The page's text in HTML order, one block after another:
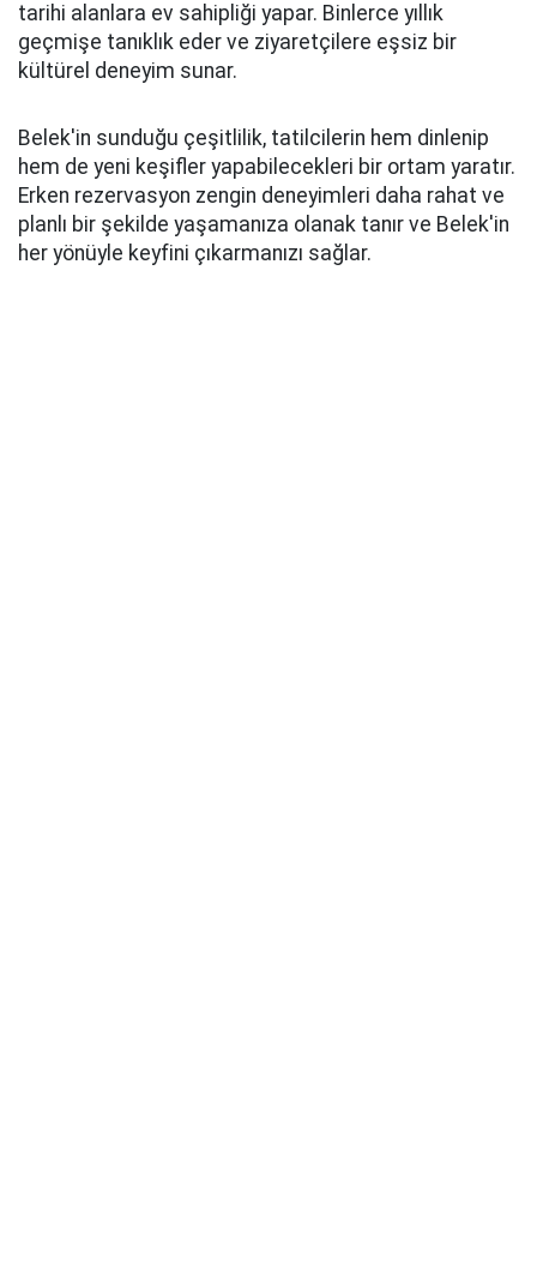
tarihi alanlara ev sahipliği yapar. Binlerce yıllık
geçmişe tanıklık eder ve ziyaretçilere eşsiz bir
kültürel deneyim sunar.
Belek'in sunduğu çeşitlilik, tatilcilerin hem dinlenip
hem de yeni keşifler yapabilecekleri bir ortam yaratır.
Erken rezervasyon zengin deneyimleri daha rahat ve
planlı bir şekilde yaşamanıza olanak tanır ve Belek'in
her yönüyle keyfini çıkarmanızı sağlar.